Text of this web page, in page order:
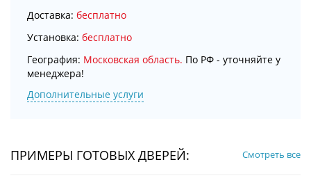
Доставка: бесплатно
Установка: бесплатно
География: Московская область. По РФ - уточняйте у
менеджера!
Дополнительные услуги
ПРИМЕРЫ ГОТОВЫХ ДВЕРЕЙ: Смотреть все